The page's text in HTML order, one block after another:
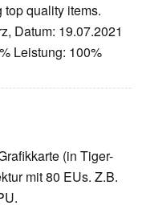
quality items.
Datum: 19.07.2021
Leistung: 100%
(in Tiger-
mit 80 EUs. Z.B.